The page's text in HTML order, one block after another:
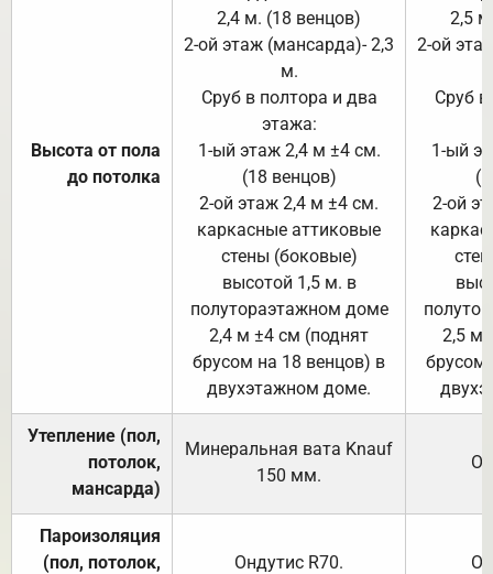
Высота от пола
до потолка
2,4 м. (18 венцов)
2-ой этаж (мансарда)- 2,3
м.
Сруб в полтора и два
этажа:
1-ый этаж 2,4 м ±4 см.
(18 венцов)
2-ой этаж 2,4 м ±4 см.
каркасные аттиковые
стены (боковые)
высотой 1,5 м. в
полутораэтажном доме
2,4 м ±4 см (поднят
брусом на 18 венцов) в
двухэтажном доме.
2,5
2-ой
Сруб
1-ый
2-ой
2,5 м
брусом
Утепление (пол,
потолок,
мансарда)
Минеральная вата Knauf
150 мм.
Пароизоляция
(пол, потолок,
Ондутис R70.